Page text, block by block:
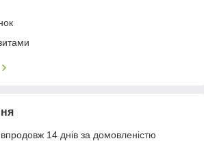
14 днів за домовленістю